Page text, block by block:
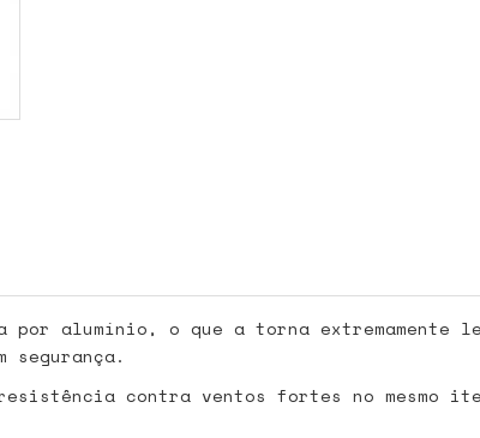
por alumínio, o que a torna extremamente
contra ventos fortes no mesmo